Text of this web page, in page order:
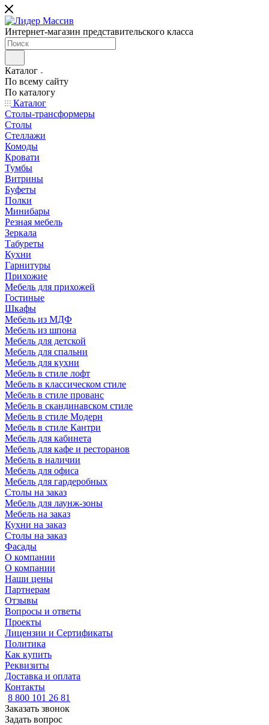
Интернет-магазин представительского класса
Каталог
По всему сайту
По каталогу
Каталог
Столы-трансформеры
Столы
Стеллажи
Комоды
Кровати
Тумбы
Витрины
Буфеты
Полки
Минибары
Резная мебель
Зеркала
Табуреты
Кухни
Гарнитуры
Прихожие
Мебель для прихожей
Гостиные
Шкафы
Мебель из МДФ
Мебель из шпона
Мебель для детской
Мебель для спальни
Мебель для кухни
Мебель в стиле лофт
Мебель в классическом стиле
Мебель в стиле прованс
Мебель в скандинавском стиле
Мебель в стиле Модерн
Мебель в стиле Кантри
Мебель для кабинета
Мебель для кафе и ресторанов
Мебель в наличии
Мебель для офиса
Мебель для гардеробных
Столы на заказ
Мебель для лаунж-зоны
Мебель на заказ
Кухни на заказ
Столы на заказ
Фасады
О компании
О компании
Наши цены
Партнерам
Отзывы
Вопросы и ответы
Проекты
Лицензии и Сертификаты
Политика
Как купить
Реквизиты
Доставка и оплата
Контакты
8 800 101 26 81
Заказать звонок
Задать вопрос